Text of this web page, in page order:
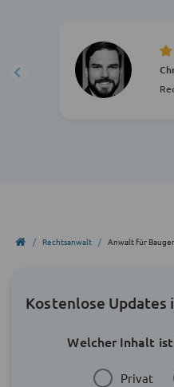
Rechtsanwalt Anwalt für
Kostenlose
Welcher Inhalt
Privat